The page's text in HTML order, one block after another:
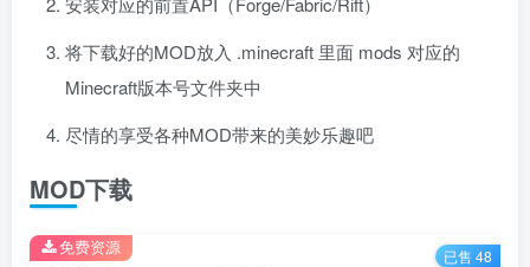
将下载好的MOD放入 .minecraft 里面 mods 对应的
Minecraft版本号文件夹中
尽情的享受各种MOD带来的美妙乐趣吧
MOD下载
免费资源 已售 48